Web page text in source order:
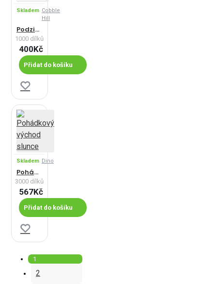
Skladem Cobble
Hill
Podzimní romance
1000 dílků
400Kč
Přidat do košíku
Skladem Dino
Pohádkový východ slunce
3000 dílků
567Kč
Přidat do košíku
1
2